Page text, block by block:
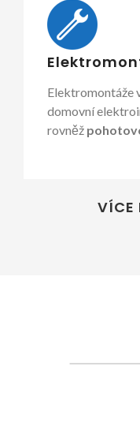
Elektromontáže
domovní
rovněž
VÍCE